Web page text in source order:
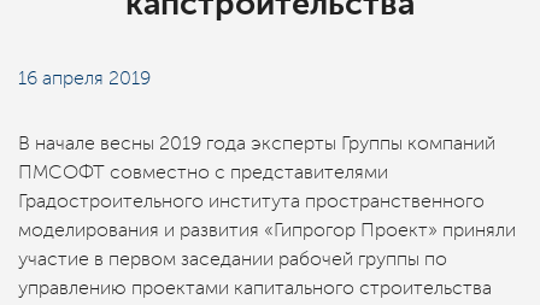
16 апреля 2019
В начале весны 2019 года эксперты Группы компаний
ПМСОФТ совместно с представителями
Градостроительного института пространственного
моделирования и развития «Гипрогор Проект» приняли
участие в первом заседании рабочей группы по
управлению проектами капитального строительства